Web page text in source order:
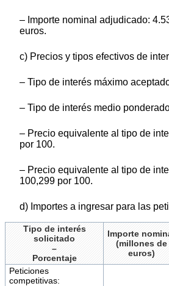
– Importe nominal adjudicado:
euros.
c) Precios y tipos efectivos de
– Tipo de interés máximo
– Tipo de interés medio
– Precio equivalente al tipo de
por 100.
– Precio equivalente al tipo de
100,299 por 100.
d) Importes a ingresar para las
Tipo de interés
solicitado
–
Porcentaje
Importe
(millones de
euros)
Peticiones
competitivas: